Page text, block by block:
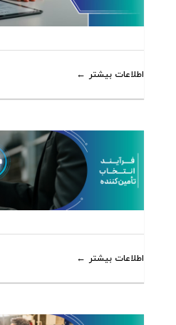
اطلاعات بیشتر
اطلاعات بیشتر